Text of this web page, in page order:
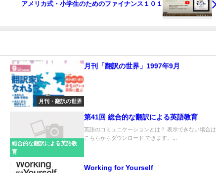
アメリカ式・⼩学⽣のためのファイナンス１０１
月刊・翻訳の世界
月刊「翻訳の世界」1997年9月
総合的な翻訳による英語教
育
第41回 総合的な翻訳による英語教育
英語のコミュニケーションとは？ 表示できない場合は
こちらからダウンロード できます。...
Working for Yourself